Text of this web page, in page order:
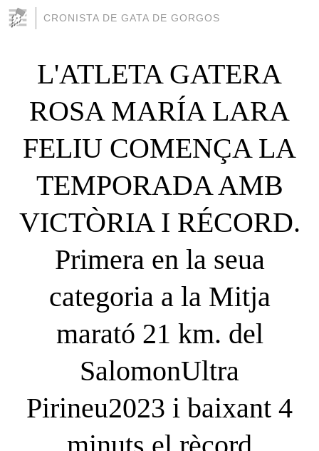
CRONISTA DE GATA DE GORGOS
L'ATLETA GATERA
ROSA MARÍA LARA
FELIU COMENÇA LA
TEMPORADA AMB
VICTÒRIA I RÉCORD.
Primera en la seua
categoria a la Mitja
marató 21 km. del
SalomonUltra
Pirineu2023 i baixant 4